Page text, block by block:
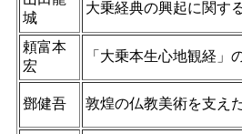
城
大乗経典の興起に関す
頼富本
宏
「大乗本生心地観経」
鄧健吾 敦煌の仏教美術を支え